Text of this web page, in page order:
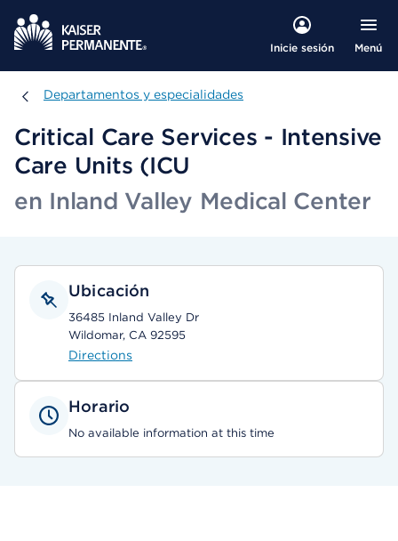
Inicie sesión Menú
Departamentos y especialidades
Departamentos y especialidades
Critical Care Services - Intensive
Care Units (ICU
en Inland Valley Medical Center
Ubicación
36485 Inland Valley Dr
Wildomar, CA 92595
Directions
Horario
No available information at this time